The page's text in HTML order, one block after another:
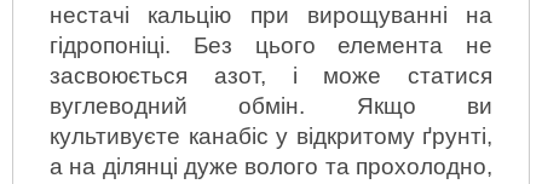
нестачі кальцію при вирощуванні на
гідропоніці. Без цього елемента не
засвоюється азот, і може статися
вуглеводний обмін. Якщо ви
культивуєте канабіс у відкритому ґрунті,
а на ділянці дуже волого та прохолодно,